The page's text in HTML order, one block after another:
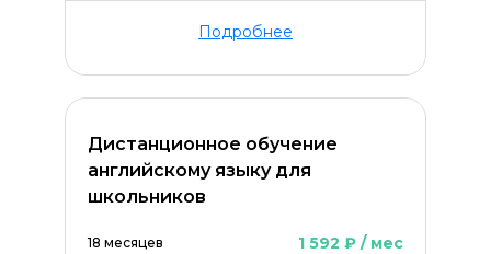
Подробнее
Дистанционное обучение
английскому языку для
школьников
18 месяцев 1 592 ₽ / мес